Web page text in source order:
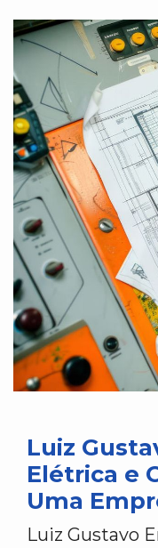
Luiz
Elétrica e
Uma
Luiz Gustavo